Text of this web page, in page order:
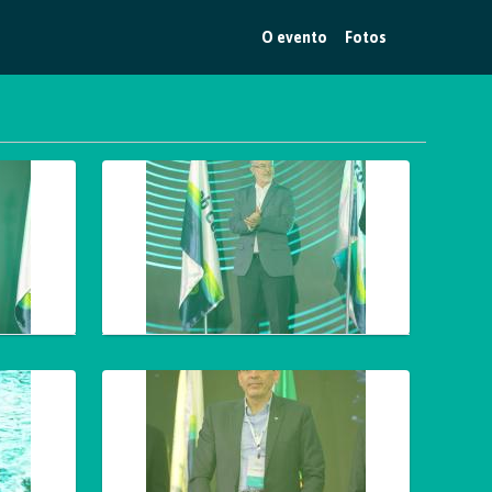
O evento Fotos